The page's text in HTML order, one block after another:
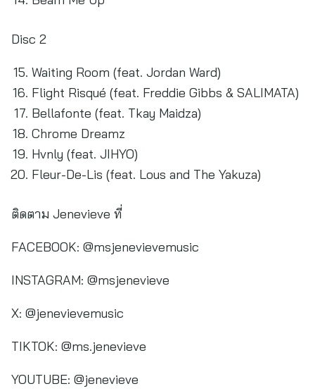
Disc 2
Waiting Room (feat. Jordan Ward)
Flight Risqué (feat. Freddie Gibbs & SALIMATA)
Bellafonte (feat. Tkay Maidza)
Chrome Dreamz
Hvnly (feat. JIHYO)
Fleur-De-Lis (feat. Lous and The Yakuza)
ติดตาม Jenevieve ที่
FACEBOOK: @msjenevievemusic
INSTAGRAM: @msjenevieve
X: @jenevievemusic
TIKTOK: @ms.jenevieve
YOUTUBE: @jenevieve